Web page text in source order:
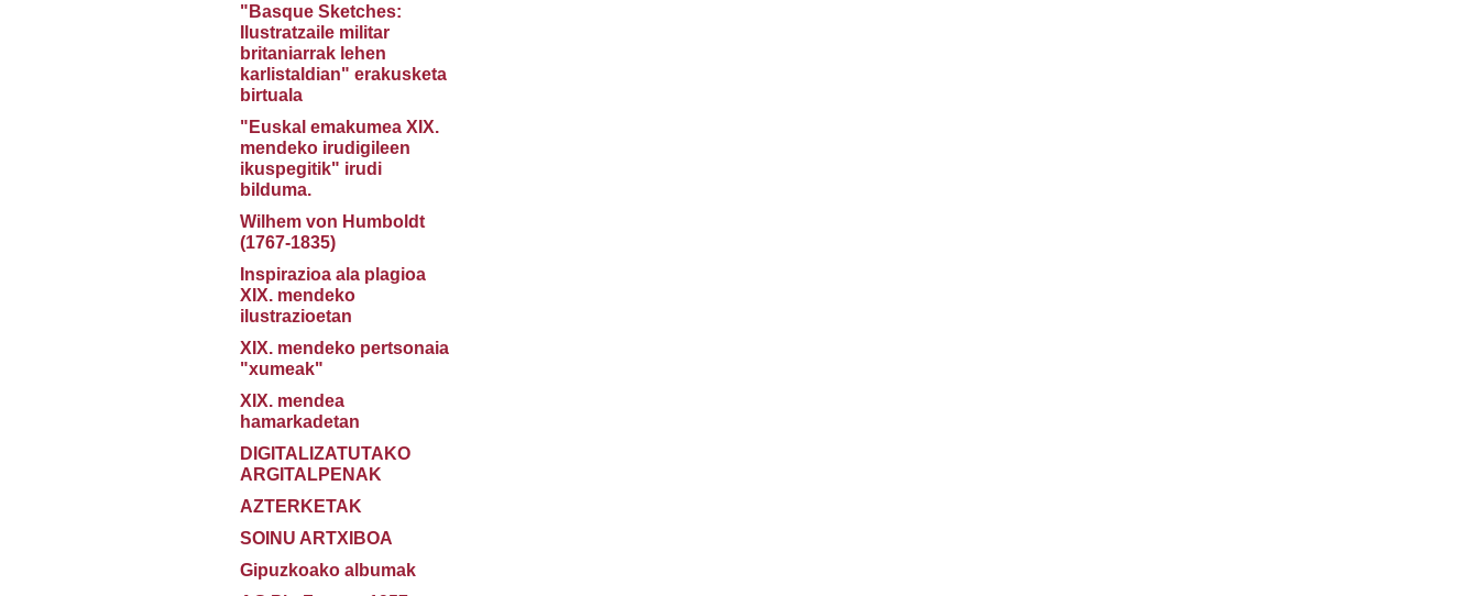
"Basque Sketches:
Ilustratzaile militar
britaniarrak lehen
karlistaldian" erakusketa
birtuala
"Euskal emakumea XIX.
mendeko irudigileen
ikuspegitik" irudi
bilduma.
Wilhem von Humboldt
(1767-1835)
Inspirazioa ala plagioa
XIX. mendeko
ilustrazioetan
XIX. mendeko pertsonaia
"xumeak"
XIX. mendea
hamarkadetan
DIGITALIZATUTAKO
ARGITALPENAK
AZTERKETAK
SOINU ARTXIBOA
Gipuzkoako albumak